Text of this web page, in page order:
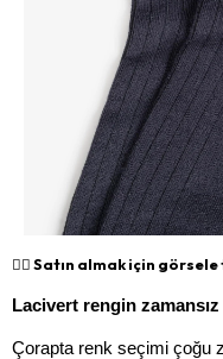
👉🏻 Satın almak için görsele
Lacivert rengin
Çorapta renk seçimi çoğu